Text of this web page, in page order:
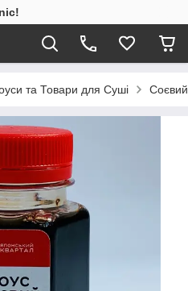
та Товари для Суші